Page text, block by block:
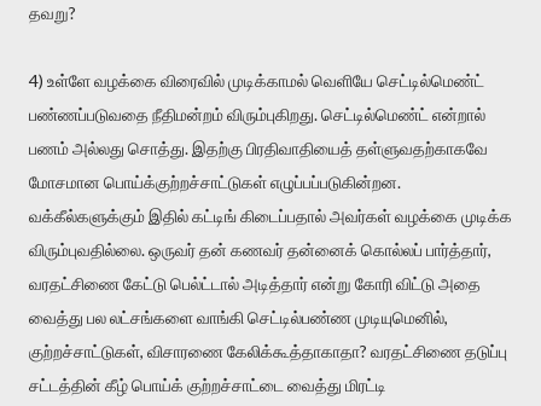
தவறு?
4) உள்ளே வழக்கை விரைவில் முடிக்காமல் வெளியே செட்டில்மெண்ட்
பண்ணப்படுவதை நீதிமன்றம் விரும்புகிறது. செட்டில்மெண்ட் என்றால்
பணம் அல்லது சொத்து. இதற்கு பிரதிவாதியைத் தள்ளுவதற்காகவே
மோசமான பொய்க்குற்றச்சாட்டுகள் எழுப்பப்படுகின்றன.
வக்கீல்களுக்கும் இதில் கட்டிங் கிடைப்பதால் அவர்கள் வழக்கை முடிக்க
விரும்புவதில்லை. ஒருவர் தன் கணவர் தன்னைக் கொல்லப் பார்த்தார்,
வரதட்சிணை கேட்டு பெல்ட்டால் அடித்தார் என்று கோரி விட்டு அதை
வைத்து பல லட்சங்களை வாங்கி செட்டில்பண்ண முடியுமெனில்,
குற்றச்சாட்டுகள், விசாரணை கேலிக்கூத்தாகாதா? வரதட்சிணை தடுப்பு
சட்டத்தின் கீழ் பொய்க் குற்றச்சாட்டை வைத்து மிரட்டி